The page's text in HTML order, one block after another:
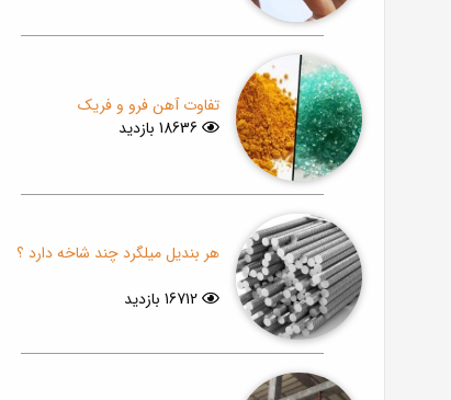
تفاوت آهن فرو و فریک
18636 بازدید
هر بندیل میلگرد چند شاخه دارد ؟
16712 بازدید